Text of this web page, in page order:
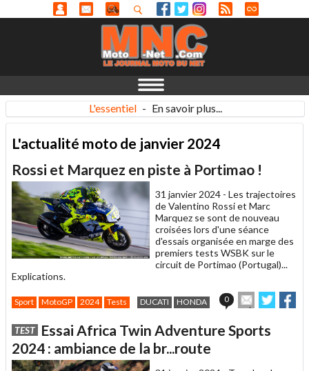
L'essentiel - En savoir plus...
L'actualité moto de janvier 2024
Rossi et Marquez en piste à Portimao !
31 janvier 2024 - Les trajectoires
de Valentino Rossi et Marc
Marquez se sont de nouveau
croisées lors d'une séance
d'essais organisée en marge des
premiers tests WSBK sur le
circuit de Portimao (Portugal)...
Explications.
Sport MotoGP 2024 Tests DUCATI HONDA 0
Envoyer
cet
à
sur sur
TEST Essai Africa Twin Adventure Sports
2024 : ambiance de la br...route